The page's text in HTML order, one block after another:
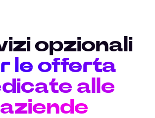
opzionali
le offerta
alle
aziende